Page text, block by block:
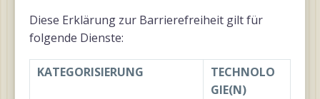
Diese Erklärung zur Barrierefreiheit gilt für
folgende Dienste:
KATEGORISIERUNG
TECHNOLO
GIE(N)